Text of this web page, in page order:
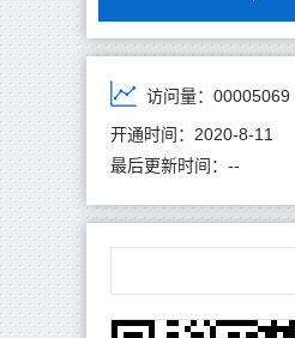
访问量： 00005069
开通时间： 2020-8-11
最后更新时间： --